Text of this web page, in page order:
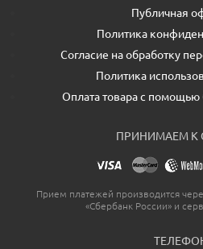
Публичная
Политика
Согласие на обработку
Политика
Оплата товара с помощью
ПРИНИМАЕМ К
Прием платежей производится
«Сбербанк России» и